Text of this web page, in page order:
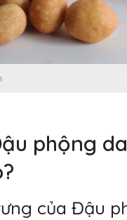
phộng
của Đậu